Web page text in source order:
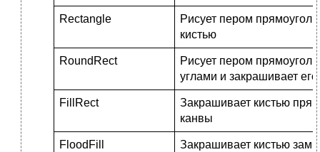
Rectangle
Рисует пером
кистью
RoundRect
Рисует пером
углами и закрашивает
FillRect
Закрашивает кистью
канвы
FloodFill
Закрашивает кистью